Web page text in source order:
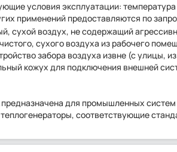
условия эксплуатации:
применений предоставляются по
сухой воздух, не содержащий
сухого воздуха из рабочего
забора воздуха извне (с улицы,
кожух для подключения внешней
для промышленных
соответствующие